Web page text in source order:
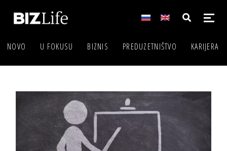
NOVO U FOKUSU BIZNIS PREDUZETNIŠTVO KARIJERA